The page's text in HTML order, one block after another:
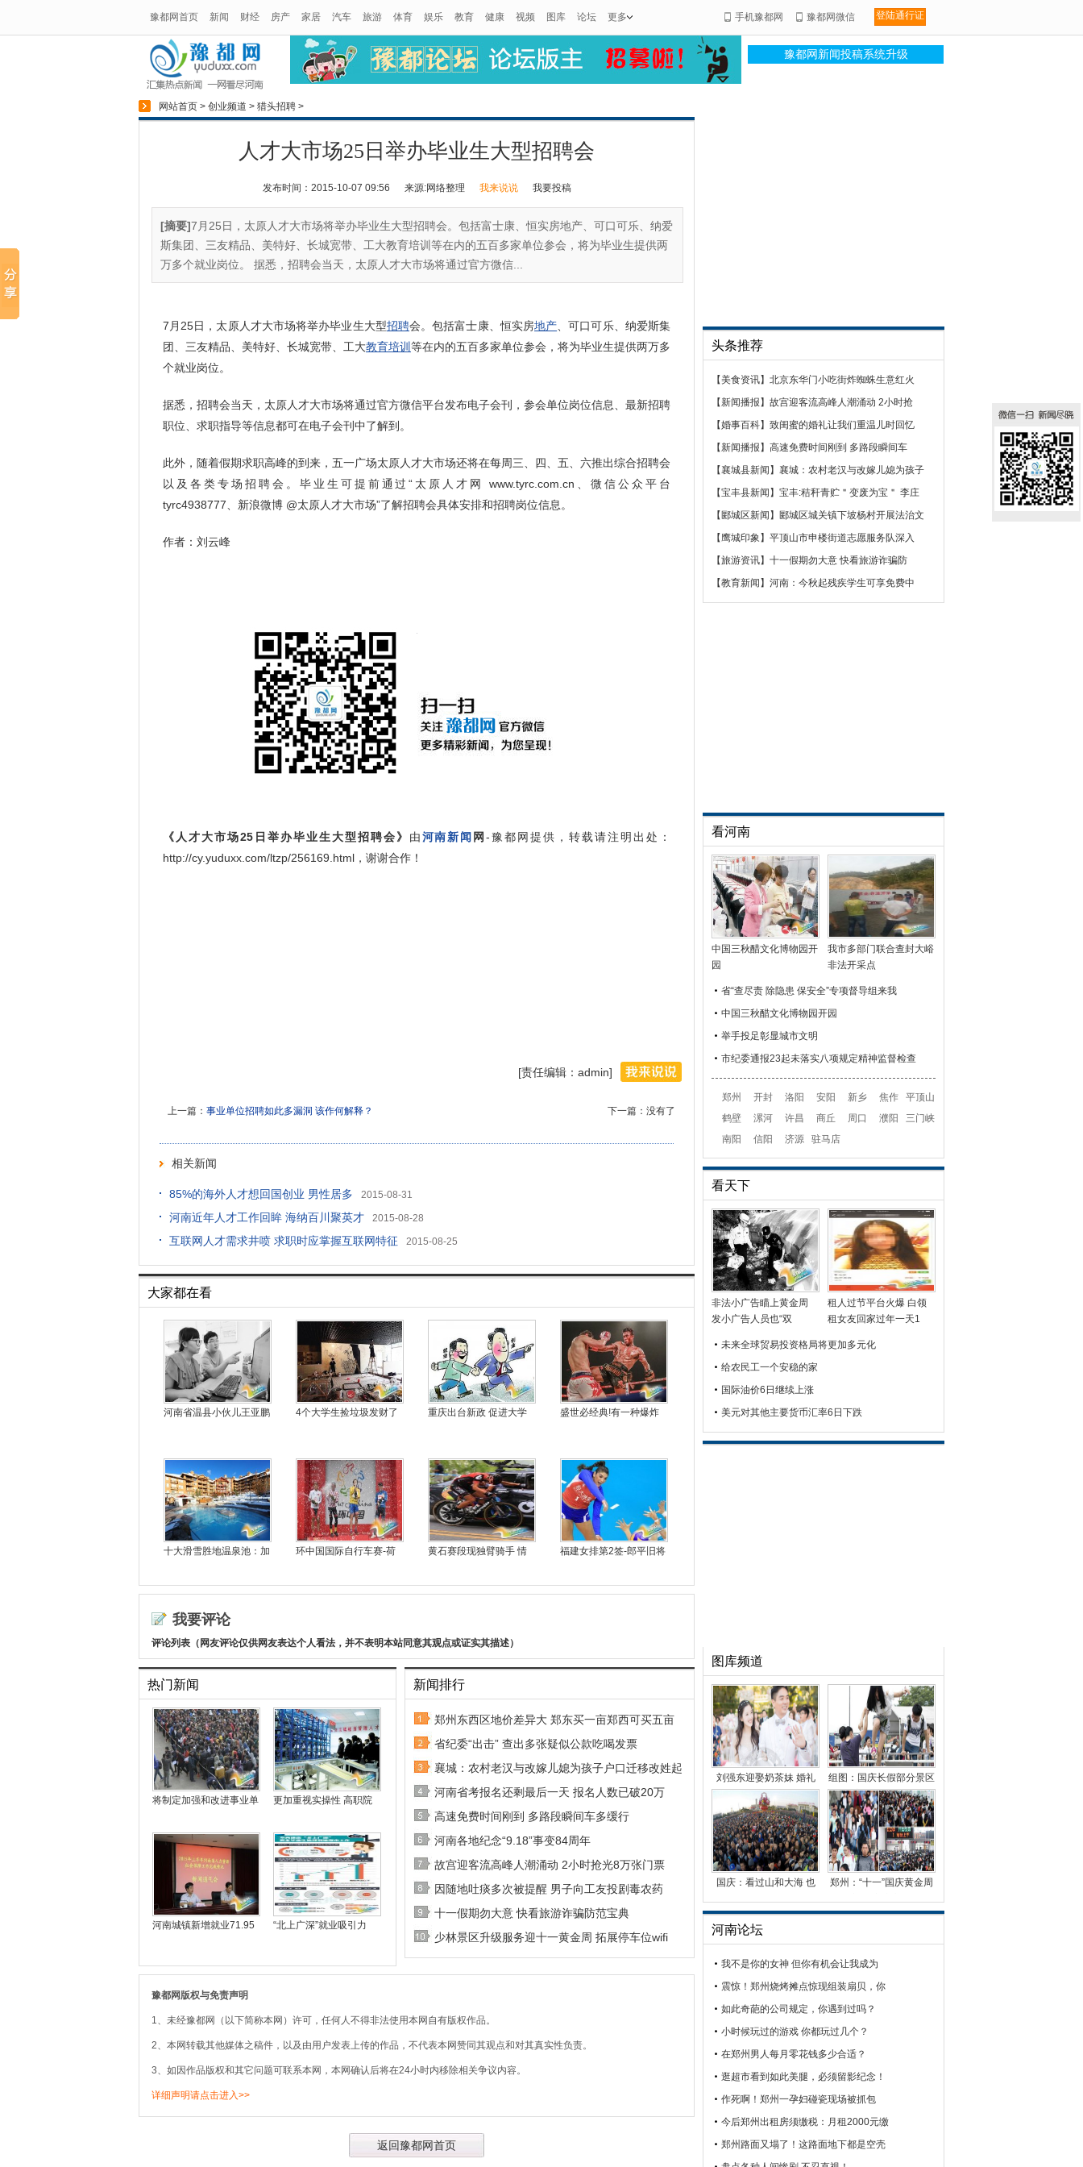
豫都网首页 新闻 财经 房产 家居 汽车 旅游 体育 娱乐 教育 健康 视频 图库 论坛 更多 手机豫都网 豫都网微信 登陆通行证
豫都网新闻投稿系统升级
网站首页 > 创业频道 > 猎头招聘 >
人才大市场25日举办毕业生大型招聘会
发布时间：2015-10-07 09:56 来源:网络整理 我来说说 我要投稿
[摘要]7月25日，太原人才大市场将举办毕业生大型招聘会。包括富士康、恒实房地产、可口可乐、纳爱
斯集团、三友精品、美特好、长城宽带、工大教育培训等在内的五百多家单位参会，将为毕业生提供两
万多个就业岗位。 据悉，招聘会当天，太原人才大市场将通过官方微信...
7月25日，太原人才大市场将举办毕业生大型招聘会。包括富士康、恒实房地产 、可口可乐、纳爱斯集
团、三友精品、美特好、长城宽带、工大教育培训 等在内的五百多家单位参会，将为毕业生提供两万多
个就业岗位。
据悉，招聘会当天，太原人才大市场将通过官方微信平台发布电子会刊，参会单位岗位信息、最新招聘
职位、求职指导等信息都可在电子会刊中了解到。
此外，随着假期求职高峰的到来，五一广场太原人才大市场还将在每周三、四、五、六推出综合招聘会
以及各类专场招聘会。毕业生可提前通过“太原人才网 www.tyrc.com.cn、微信公众平台
tyrc4938777、新浪微博 @太原人才大市场”了解招聘会具体安排和招聘岗位信息。
作者：刘云峰
《人才大市场25日举办毕业生大型招聘会》 由河南新闻 网-豫都网提供，转载请注明出处：
http://cy.yuduxx.com/ltzp/256169.html，谢谢合作！
[责任编辑：admin]
下一篇：没有了
上一篇： 事业单位招聘如此多漏洞 该作何解释？
相关新闻
85%的海外人才想回国创业 男性居多 2015-08-31
河南近年人才工作回眸 海纳百川聚英才 2015-08-28
互联网人才需求井喷 求职时应掌握互联网特征 2015-08-25
大家都在看
河南省温县小伙儿王亚鹏 4个大学生捡垃圾发财了 重庆出台新政 促进大学 盛世必经典!有一种爆炸
十大滑雪胜地温泉池：加 环中国国际自行车赛-荷 黄石赛段现独臂骑手 情 福建女排第2签-郎平旧将
我要评论
评论列表（网友评论仅供网友表达个人看法，并不表明本站同意其观点或证实其描述）
热门新闻
将制定加强和改进事业单 更加重视实操性 高职院
河南城镇新增就业71.95 “北上广深”就业吸引力
新闻排行
郑州东西区地价差异大 郑东买一亩郑西可买五亩
省纪委“出击” 查出多张疑似公款吃喝发票
襄城：农村老汉与改嫁儿媳为孩子户口迁移改姓起
河南省考报名还剩最后一天 报名人数已破20万
高速免费时间刚到 多路段瞬间车多缓行
河南各地纪念“9.18”事变84周年
故宫迎客流高峰人潮涌动 2小时抢光8万张门票
因随地吐痰多次被提醒 男子向工友投剧毒农药
十一假期勿大意 快看旅游诈骗防范宝典
少林景区升级服务迎十一黄金周 拓展停车位wifi
豫都网版权与免责声明
1、未经豫都网（以下简称本网）许可，任何人不得非法使用本网自有版权作品。
2、本网转载其他媒体之稿件，以及由用户发表上传的作品，不代表本网赞同其观点和对其真实性负责。
3、如因作品版权和其它问题可联系本网，本网确认后将在24小时内移除相关争议内容。
详细声明请点击进入>>
返回豫都网首页
头条推荐
【美食资讯】 北京东华门小吃街炸蜘蛛生意红火
【新闻播报 】 故宫迎客流高峰人潮涌动 2小时抢
【婚事百科】 致闺蜜的婚礼让我们重温儿时回忆
【新闻播报 】 高速免费时间刚到 多路段瞬间车
【襄城县新闻 】 襄城：农村老汉与改嫁儿媳为孩子
【宝丰县新闻 】 宝丰:秸秆青贮＂变废为宝＂ 李庄
【 郾城区新闻 】 郾城区城关镇下坡杨村开展法治文
【鹰城印象 】 平顶山市申楼街道志愿服务队深入
【旅游资讯】 十一假期勿大意 快看旅游诈骗防
【教育新闻 】 河南：今秋起残疾学生可享免费中
看河南
中国三秋醋文化博物园开
园
我市多部门联合查封大峪
非法开采点
省“查尽责 除隐患 保安全”专项督导组来我
中国三秋醋文化博物园开园
举手投足彰显城市文明
市纪委通报23起未落实八项规定精神监督检查
郑州 开封 洛阳 安阳 新乡 焦作
平顶山
鹤壁
漯河 许昌 商丘 周口 濮阳
三门峡
南阳
信阳 济源 驻马店
看天下
非法小广告瞄上黄金周
发小广告人员也“双
租人过节平台火爆 白领
租女友回家过年一天1
未来全球贸易投资格局将更加多元化
给农民工一个安稳的家
国际油价6日继续上涨
美元对其他主要货币汇率6日下跌
图库频道
刘强东迎娶奶茶妹 婚礼
现场回顾：幸福满满
组图：国庆长假部分景区
游客现不文明行为
国庆：看过山和大海 也
郑州：“十一”国庆黄金周
河南论坛
我不是你的女神 但你有机会让我成为
震惊！郑州烧烤摊点惊现组装扇贝，你
如此奇葩的公司规定，你遇到过吗？
小时候玩过的游戏 你都玩过几个？
在郑州男人每月零花钱多少合适？
逛超市看到如此美腿，必须留影纪念！
作死啊！郑州一孕妇碰瓷现场被抓包
今后郑州出租房须缴税：月租2000元缴
郑州路面又塌了！这路面地下都是空壳